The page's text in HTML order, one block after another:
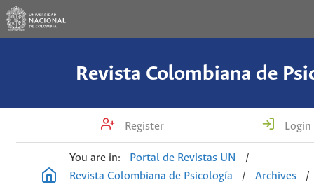
Revista Colombiana de
Register Login
You are in: Portal de Revistas UN
/
Revista Colombiana de Psicología
/ Archives
/